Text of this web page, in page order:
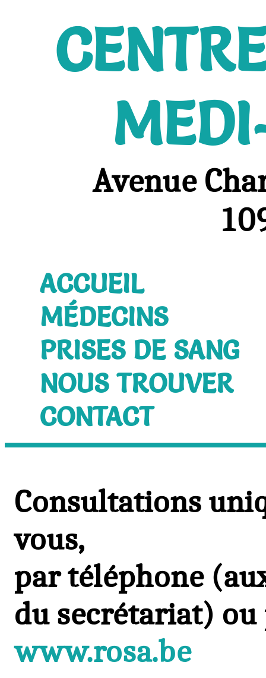
Avenue
ACCUEIL
MÉDECINS
PRISES DE SANG
NOUS TROUVER
CONTACT
Consultations
vous,
par téléphone
du secrétariat)
www.rosa.be